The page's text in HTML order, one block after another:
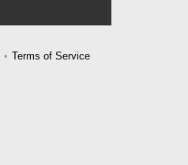
Terms of Service